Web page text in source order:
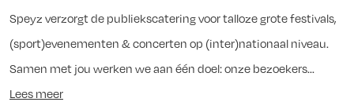
Speyz verzorgt de publiekscatering voor talloze grote festivals,
(sport)evenementen & concerten op (inter)nationaal niveau.
Samen met jou werken we aan één doel: onze bezoekers...
Lees meer